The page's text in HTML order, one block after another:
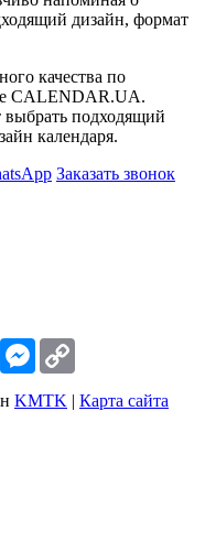
дизайн, формат
качества по
CALENDAR.UA.
подходящий
календаря.
Заказать звонок
WhatsAppMessenger
KMTK | Карта сайта